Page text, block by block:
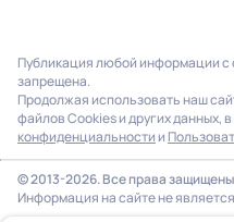
Публикация любой информации с
запрещена.
Продолжая использовать наш
файлов Cookies и других данных,
конфиденциальности и
© 2013-2026. Все права
Информация на сайте не